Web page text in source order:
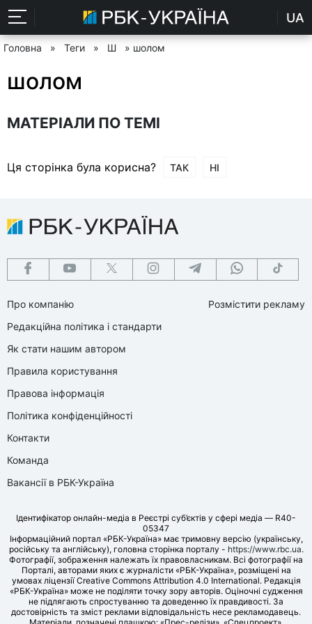
UA
Головна » Теги » Ш » шолом
шолом
МАТЕРІАЛИ ПО ТЕМІ
Ця сторінка була корисна? ТАК НІ
Про компанію
Редакційна політика і стандарти
Як стати нашим автором
Правила користування
Правова інформація
Політика конфіденційності
Контакти
Команда
Вакансії в РБК-Україна
Розмістити рекламу
Ідентифікатор онлайн-медіа в Реєстрі суб’єктів у сфері медіа — R40-
05347
Інформаційний портал «РБК-Україна» має тримовну версію (українську,
російську та англійську), головна сторінка порталу - https://www.rbc.ua.
Фотографії, зображення належать їх правовласникам. Всі фотографії на
Порталі, авторами яких є журналісти «РБК-Україна», розміщені на
умовах ліцензії Creative Commons Attribution 4.0 International. Редакція
«РБК-Україна» може не поділяти точку зору авторів. Оціночні судження
не підлягають спростуванню та доведенню їх правдивості. За
достовірність та зміст реклами відповідальність несе рекламодавець.